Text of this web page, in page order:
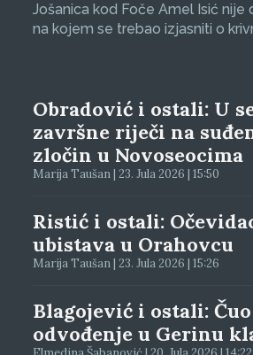
Jošanica kod Foče Amel Isić nije
na kojem se trebao izjasniti o
Obradović i ostali: U
završne riječi na
zločin u Novoseocima
Marija Taušan | 23. Jula 2026 | 15:50
Ristić i ostali:
ubistava u Orahovcu
Marija Taušan | 23. Jula 2026 | 15:26
Blagojević i ostali:
odvođenje u Gerinu